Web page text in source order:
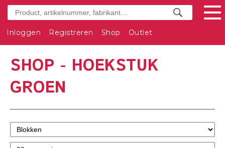
Inloggen Registreren Shop Outlet
SHOP - HOEKSTUK
GROEN